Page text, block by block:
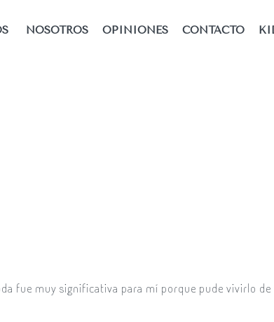
NOSOTROS OPINIONES CONTACTO
fue muy significativa para mí porque pude vivirlo de